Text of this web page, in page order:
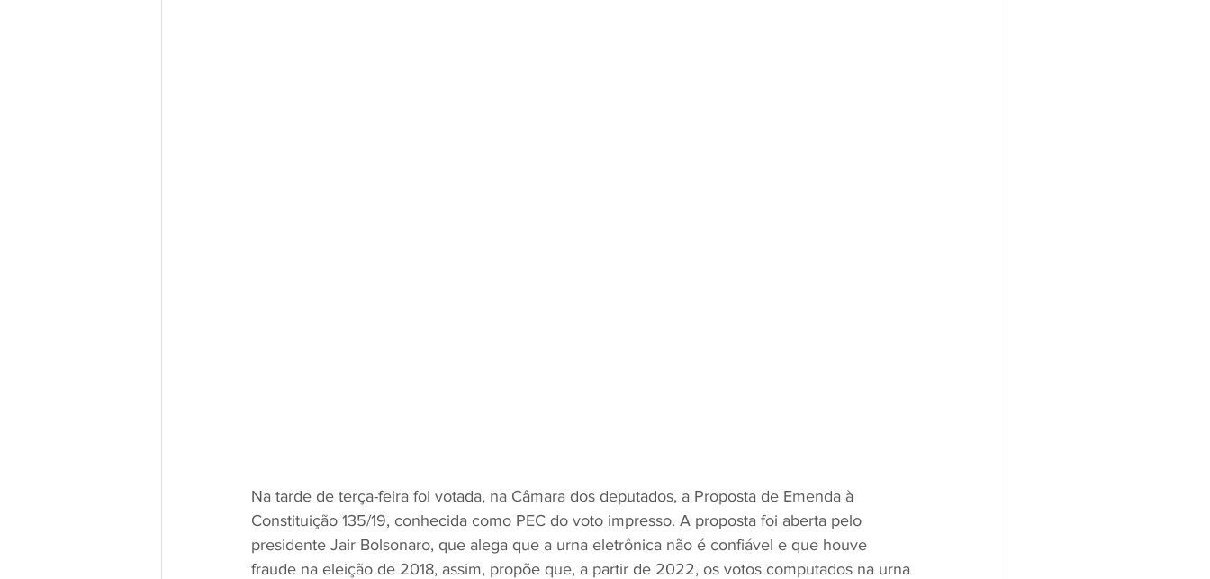
Na tarde de terça-feira foi votada, na Câmara dos deputados, a Proposta de Emenda à
Constituição 135/19, conhecida como PEC do voto impresso. A proposta foi aberta pelo
presidente Jair Bolsonaro, que alega que a urna eletrônica não é confiável e que houve
fraude na eleição de 2018, assim, propõe que, a partir de 2022, os votos computados na urna